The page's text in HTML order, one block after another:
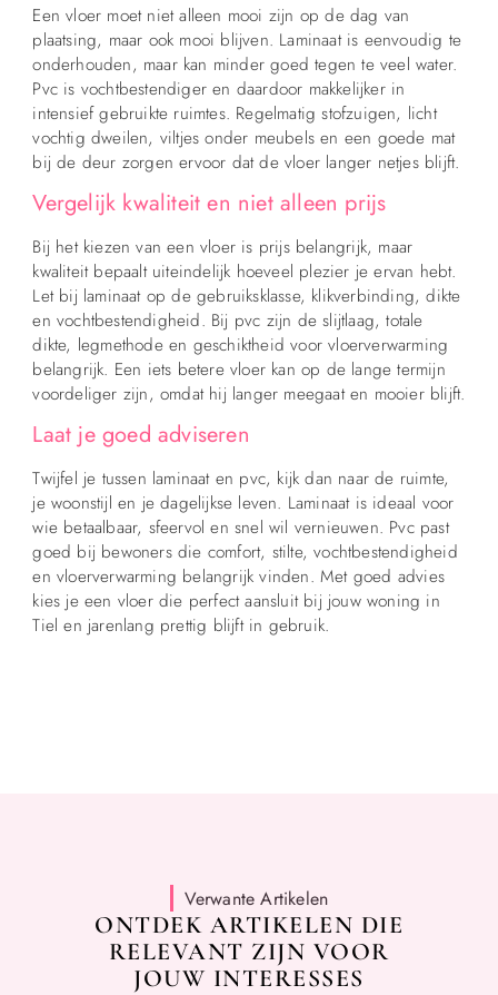
Een vloer moet niet alleen mooi zijn op de dag van
plaatsing, maar ook mooi blijven. Laminaat is eenvoudig te
onderhouden, maar kan minder goed tegen te veel water.
Pvc is vochtbestendiger en daardoor makkelijker in
intensief gebruikte ruimtes. Regelmatig stofzuigen, licht
vochtig dweilen, viltjes onder meubels en een goede mat
bij de deur zorgen ervoor dat de vloer langer netjes blijft.
Vergelijk kwaliteit en niet alleen prijs
Bij het kiezen van een vloer is prijs belangrijk, maar
kwaliteit bepaalt uiteindelijk hoeveel plezier je ervan hebt.
Let bij laminaat op de gebruiksklasse, klikverbinding, dikte
en vochtbestendigheid. Bij pvc zijn de slijtlaag, totale
dikte, legmethode en geschiktheid voor vloerverwarming
belangrijk. Een iets betere vloer kan op de lange termijn
voordeliger zijn, omdat hij langer meegaat en mooier blijft.
Laat je goed adviseren
Twijfel je tussen laminaat en pvc, kijk dan naar de ruimte,
je woonstijl en je dagelijkse leven. Laminaat is ideaal voor
wie betaalbaar, sfeervol en snel wil vernieuwen. Pvc past
goed bij bewoners die comfort, stilte, vochtbestendigheid
en vloerverwarming belangrijk vinden. Met goed advies
kies je een vloer die perfect aansluit bij jouw woning in
Tiel en jarenlang prettig blijft in gebruik.
Verwante Artikelen
ONTDEK ARTIKELEN DIE
RELEVANT ZIJN VOOR
JOUW INTERESSES